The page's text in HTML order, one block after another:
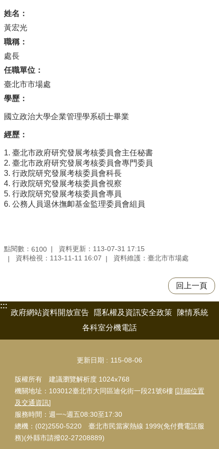
姓名：
黃宏光
職稱：
處長
任職單位：
臺北市市場處
學歷：
國立政治大學企業管理學系碩士畢業
經歷：
1. 臺北市政府研究發展考核委員會主任秘書
2. 臺北市政府研究發展考核委員會專門委員
3. 行政院研究發展考核委員會科長
4. 行政院研究發展考核委員會視察
5. 行政院研究發展考核委員會專員
6. 公務人員退休撫卹基金監理委員會組員
點閱數： 6100
資料更新：113-07-31 17:15
資料檢視：113-11-11 16:07
資料維護：臺北市市場處
回上一頁
:::
政府網站資料開放宣告
隱私權及資訊安全政策
陳情系統
各科室分機電話
更新日期 115-08-06
版權所有 建議瀏覽解析度 1024x768
機關地址：103012臺北市大同區迪化街一段21號6樓 [詳細位置
及交通資訊]
服務時間：週一~週五08:30至17:30
總機：(02)2550-5220 臺北市民當家熱線 1999(免付費電話服
務)(外縣市請撥02-27208889)